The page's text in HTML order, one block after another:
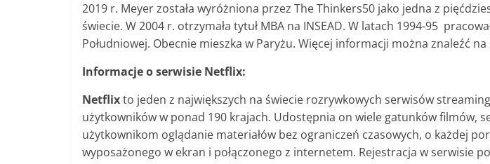
2019 r. Meyer została wyróżniona przez The Thinkers50 jako jedna z
świecie. W 2004 r. otrzymała tytuł MBA na INSEAD. W latach 1994-95
Południowej. Obecnie mieszka w Paryżu. Więcej informacji można znaleźć
Informacje o serwisie Netflix:
Netflixto jeden z największych na świecie rozrywkowych serwisów
użytkowników w ponad 190 krajach. Udostępnia on wiele gatunków filmów,
użytkownikom oglądanie materiałów bez ograniczeń czasowych, o każdej
wyposażonego w ekran i połączonego z internetem. Rejestracja w serwisie